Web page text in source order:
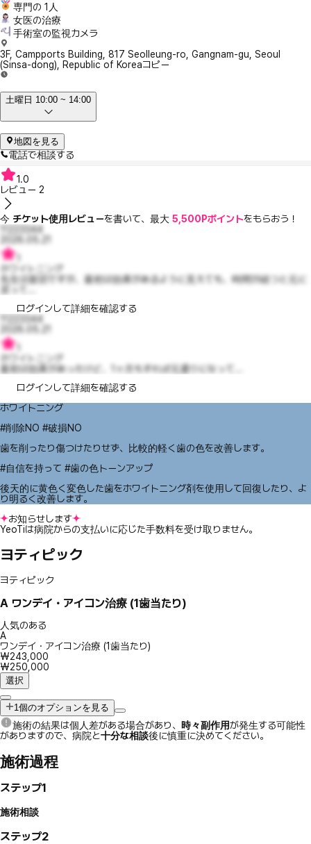
専門の 1人
女医の治療
手術室の監視カメラ
3F, Campports Building, 817 Seolleung-ro, Gangnam-gu, Seoul
(Sinsa-dong), Republic of Koreaコピー
土曜日 10:00 ~ 14:00
地図を見る
電話で相談する
1.0
レビュー 2
今 チケット使用レビューを書いて、最大 5,500Pポイントをもらおう！
11223344
ホワイトニング
先生は親切ですが、最初は効果があるように見えても、時間が経つと元に
ログインして詳細を確認する
11223344
ホワイトニング
最初は効果があったけど、1ヶ月もすれば元通りになって...
ログインして詳細を確認する
ホワイトニング
#削除NO #破損NO
歯を削ったり傷つけたりせず、比較的軽く歯の色を改善します。
#自信を持って #歯の色トーンアップ
後天的に黄色く変色した歯をホワイトニング剤を使用して回復したり、よ
り明るく改善します。
お知らせします
YeoTiは病院からの支払いに応じた手数料を受け取りません。
ヨティピック
ヨティピック
A ワンデイ・アイコン治療 (1歯当たり)
人気のある
A
ワンデイ・アイコン治療 (1歯当たり)
₩243,000
₩250,000
選択
1個のオプションを見る
施術の結果は個人差がある場合があり、 時々副作用が発生する可能性
がありますので、病院と十分な相談後に慎重に決めてください。
施術過程
ステップ1
施術相談
ステップ2